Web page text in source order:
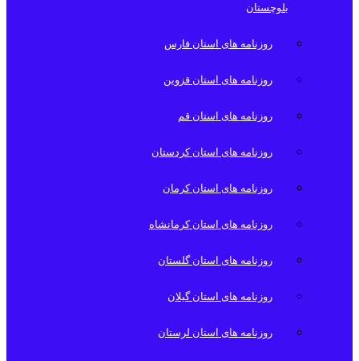
بلوچستان
روزنامه های استان فارس
روزنامه های استان قزوین
روزنامه های استان قم
روزنامه های استان کردستان
روزنامه های استان کرمان
روزنامه های استان کرمانشاه
روزنامه های استان گلستان
روزنامه های استان گیلان
روزنامه های استان لرستان